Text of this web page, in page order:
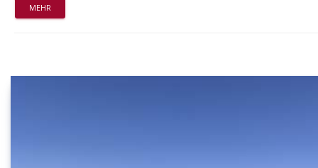
MEHR